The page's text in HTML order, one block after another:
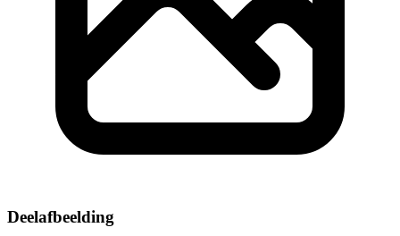
Deelafbeelding